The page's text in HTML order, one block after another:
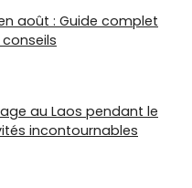
août : Guide complet
au Laos pendant le
incontournables